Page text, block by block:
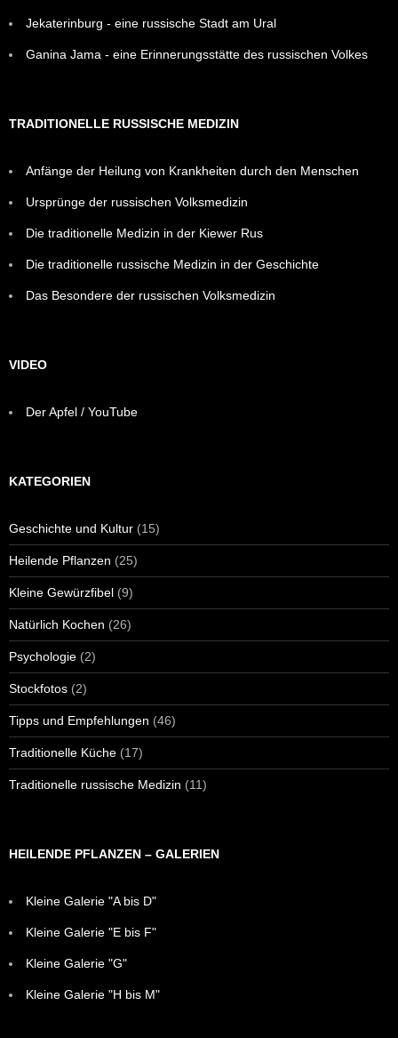
Jekaterinburg - eine russische Stadt am Ural
Ganina Jama - eine Erinnerungsstätte des russischen Volkes
TRADITIONELLE RUSSISCHE MEDIZIN
Anfänge der Heilung von Krankheiten durch den Menschen
Ursprünge der russischen Volksmedizin
Die traditionelle Medizin in der Kiewer Rus
Die traditionelle russische Medizin in der Geschichte
Das Besondere der russischen Volksmedizin
VIDEO
Der Apfel / YouTube
KATEGORIEN
Geschichte und Kultur (15)
Heilende Pflanzen (25)
Kleine Gewürzfibel (9)
Natürlich Kochen (26)
Psychologie (2)
Stockfotos (2)
Tipps und Empfehlungen (46)
Traditionelle Küche (17)
Traditionelle russische Medizin (11)
HEILENDE PFLANZEN – GALERIEN
Kleine Galerie "A bis D"
Kleine Galerie "E bis F"
Kleine Galerie "G"
Kleine Galerie "H bis M"